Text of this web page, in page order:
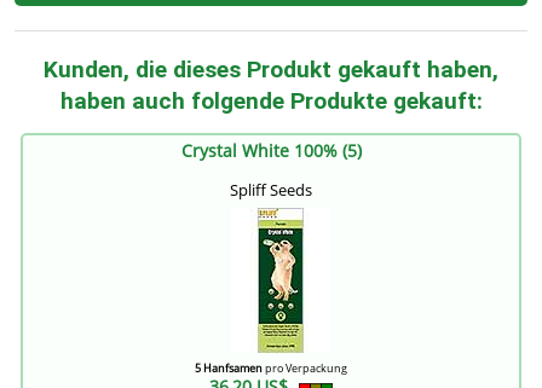
Kunden, die dieses Produkt gekauft haben,
haben auch folgende Produkte gekauft:
Crystal White 100% (5)
Spliff Seeds
5 Hanfsamenpro Verpackung